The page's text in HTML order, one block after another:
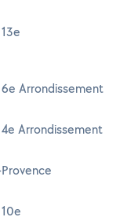
Arrondissement
Arrondissement